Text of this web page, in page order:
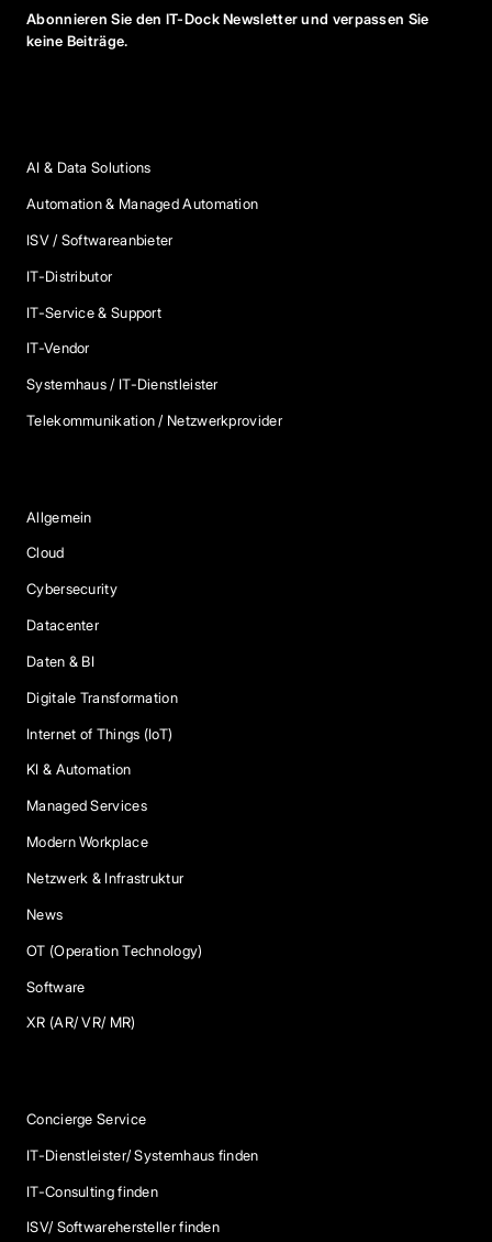
Abonnieren Sie den IT-Dock Newsletter und verpassen Sie
keine Beiträge.
AI & Data Solutions
Automation & Managed Automation
ISV / Softwareanbieter
IT-Distributor
IT-Service & Support
IT-Vendor
Systemhaus / IT-Dienstleister
Telekommunikation / Netzwerkprovider
Allgemein
Cloud
Cybersecurity
Datacenter
Daten & BI
Digitale Transformation
Internet of Things (IoT)
KI & Automation
Managed Services
Modern Workplace
Netzwerk & Infrastruktur
News
OT (Operation Technology)
Software
XR (AR/ VR/ MR)
Concierge Service
IT-Dienstleister/ Systemhaus finden
IT-Consulting finden
ISV/ Softwarehersteller finden